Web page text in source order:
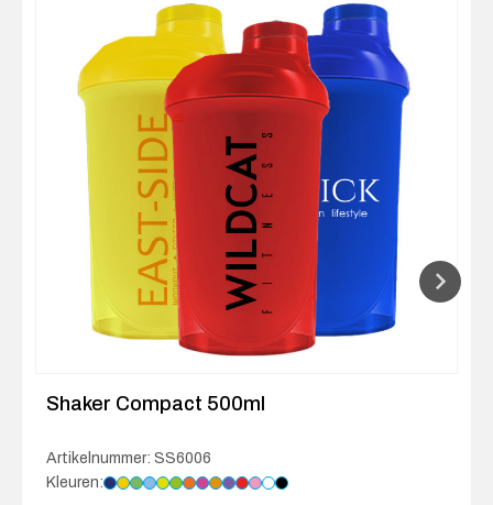
Shaker Compact 500ml
Artikelnummer: SS6006
Kleuren: